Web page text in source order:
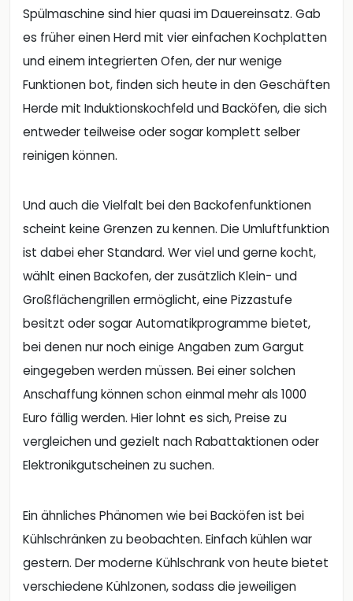
Spülmaschine sind hier quasi im Dauereinsatz. Gab
es früher einen Herd mit vier einfachen Kochplatten
und einem integrierten Ofen, der nur wenige
Funktionen bot, finden sich heute in den Geschäften
Herde mit Induktionskochfeld und Backöfen, die sich
entweder teilweise oder sogar komplett selber
reinigen können.
Und auch die Vielfalt bei den Backofenfunktionen
scheint keine Grenzen zu kennen. Die Umluftfunktion
ist dabei eher Standard. Wer viel und gerne kocht,
wählt einen Backofen, der zusätzlich Klein- und
Großflächengrillen ermöglicht, eine Pizzastufe
besitzt oder sogar Automatikprogramme bietet,
bei denen nur noch einige Angaben zum Gargut
eingegeben werden müssen. Bei einer solchen
Anschaffung können schon einmal mehr als 1000
Euro fällig werden. Hier lohnt es sich, Preise zu
vergleichen und gezielt nach Rabattaktionen oder
Elektronikgutscheinen zu suchen.
Ein ähnliches Phänomen wie bei Backöfen ist bei
Kühlschränken zu beobachten. Einfach kühlen war
gestern. Der moderne Kühlschrank von heute bietet
verschiedene Kühlzonen, sodass die jeweiligen